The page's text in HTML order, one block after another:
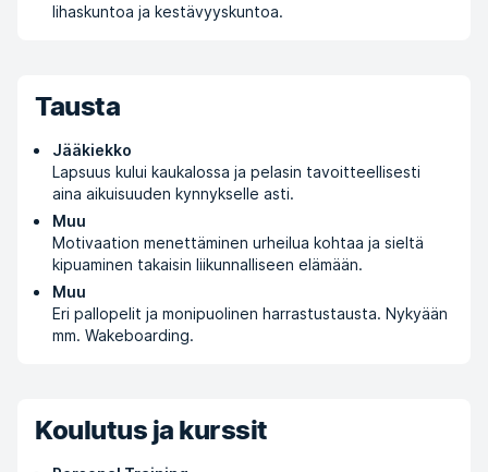
lihaskuntoa ja kestävyyskuntoa.
Tausta
Jääkiekko
Lapsuus kului kaukalossa ja pelasin tavoitteellisesti
aina aikuisuuden kynnykselle asti.
Muu
Motivaation menettäminen urheilua kohtaa ja sieltä
kipuaminen takaisin liikunnalliseen elämään.
Muu
Eri pallopelit ja monipuolinen harrastustausta. Nykyään
mm. Wakeboarding.
Koulutus ja kurssit